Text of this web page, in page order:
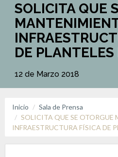
SOLICITA QUE
DE
12 de Marzo 2018
Inicio
Sala de Prensa
SOLICITA QUE SE OTORGUE
INFRAESTRUCTURA FÍSICA DE